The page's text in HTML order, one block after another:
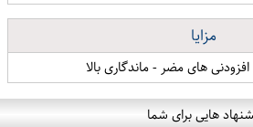
مزایا
های مضر - ماندگاری بالا
هایی برای شما